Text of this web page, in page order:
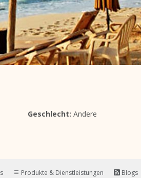
Geschlecht: Andere
Produkte & Dienstleistungen Blogs